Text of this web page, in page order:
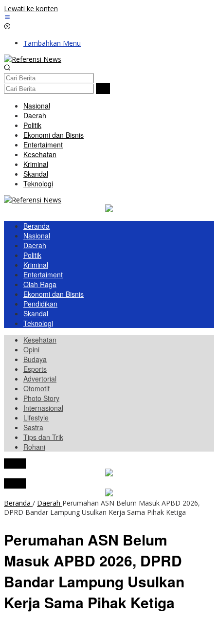
Lewati ke konten
Tambahkan Menu
Nasional
Daerah
Politik
Ekonomi dan Bisnis
Entertaiment
Kesehatan
Kriminal
Skandal
Teknologi
Beranda
Nasional
Daerah
Politik
Kriminal
Entertaiment
Olah Raga
Ekonomi dan Bisnis
Pendidikan
Skandal
Teknologi
Kesehatan
Opini
Budaya
Esports
Advertorial
Otomotif
Photo Story
Internasional
Lifestyle
Sastra
Tips dan Trik
Rohani
Beranda / Daerah Perumahan ASN Belum Masuk APBD 2026,
DPRD Bandar Lampung Usulkan Kerja Sama Pihak Ketiga
Perumahan ASN Belum
Masuk APBD 2026, DPRD
Bandar Lampung Usulkan
Kerja Sama Pihak Ketiga